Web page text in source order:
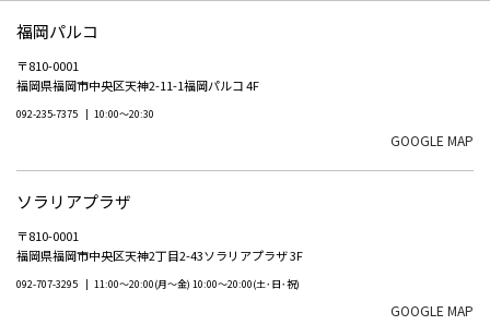
福岡パルコ
〒810-0001
福岡県福岡市中央区天神2-11-1福岡パルコ 4F
092-235-7375 10:00～20:30
GOOGLE MAP
ソラリアプラザ
〒810-0001
福岡県福岡市中央区天神2丁目2-43ソラリアプラザ 3F
092-707-3295 11:00～20:00(月～金) 10:00～20:00(土･日･祝)
GOOGLE MAP